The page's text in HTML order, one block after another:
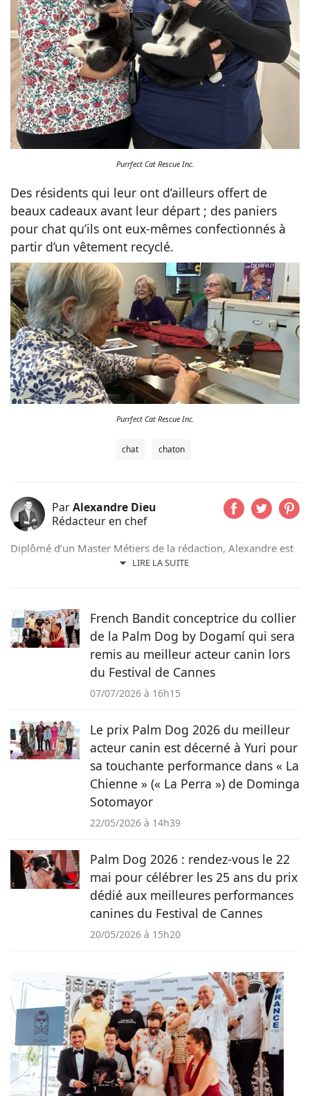
Purrfect Cat Rescue Inc.
Des résidents qui leur ont d’ailleurs offert de
beaux cadeaux avant leur départ ; des paniers
pour chat qu’ils ont eux-mêmes confectionnés à
partir d’un vêtement recyclé.
Purrfect Cat Rescue Inc.
chat chaton
ParAlexandre Dieu
Rédacteur en chef
LIRE LA SUITE
Diplômé d’un Master Métiers de la rédaction, Alexandre est
un amoureux des chiens depuis son plus jeune âge. Après
vous émouvoir et vous informer sur nos compagnons
préférés.
French Bandit conceptrice du collier
de la Palm Dog by Dogamí qui sera
remis au meilleur acteur canin lors
du Festival de Cannes
07/07/2026 à 16h15
Le prix Palm Dog 2026 du meilleur
acteur canin est décerné à Yuri pour
sa touchante performance dans « La
Chienne » (« La Perra ») de Dominga
Sotomayor
22/05/2026 à 14h39
Palm Dog 2026 : rendez-vous le 22
mai pour célébrer les 25 ans du prix
dédié aux meilleures performances
canines du Festival de Cannes
20/05/2026 à 15h20